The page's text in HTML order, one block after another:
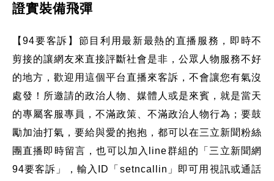
證實裝備飛彈
【94要客訴】節目利用最新最熱的直播服務，即時不
剪接的讓網友來直接評斷社會是非，公眾人物服務不好
的地方，歡迎用這個平台直播來客訴，不會讓您有氣沒
處發！所邀請的政治人物、媒體人或是來賓，就是當天
的專屬客服專員，不滿政策、不滿政治人物行為；要鼓
勵加油打氣，要給與愛的抱抱，都可以在三立新聞粉絲
團直播即時留言，也可以加入line群組的「三立新聞網
94要客訴」，輸入ID「setncallin」即可用視訊或通話